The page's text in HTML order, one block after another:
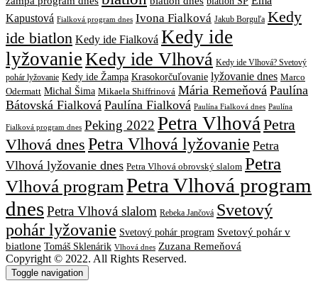
Kapustová Fialková program dnes Ivona Fialková Jakub Borguľa Kedy
ide biatlon Kedy ide Fialková Kedy ide
lyžovanieKedy ide Vlhová Kedy ide Vlhová? Svetový
pohár lyžovanie Kedy ide Žampa Krasokorčuľovanie lyžovanie dnes Marco
Odermatt Michal Šima Mikaela Shiffrinová Mária Remeňová Paulína
Bátovská Fialková Paulína Fialková Paulína Fialková dnes Paulína
Fialková program dnes Peking 2022 Petra VlhováPetra
Vlhová dnes Petra Vlhová lyžovanie Petra
Vlhová lyžovanie dnes Petra Vlhová obrovský slalom Petra
Vlhová programPetra Vlhová program
dnesPetra Vlhová slalom Rebeka Jančová Svetový
pohár lyžovanie Svetový pohár program Svetový pohár v
biatlone Tomáš Sklenárik Vlhová dnes Zuzana Remeňová
Copyright © 2022. All Rights Reserved.
Toggle navigation